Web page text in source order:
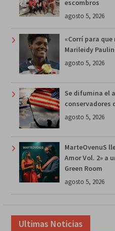
escombros
agosto 5, 2026
«Corrí para
Marileidy
agosto 5, 2026
Se difumina el
conservadores
agosto 5, 2026
MarteOvenuS
Amor Vol. 2» a
Green Room
agosto 5, 2026
Ultimas Noticias